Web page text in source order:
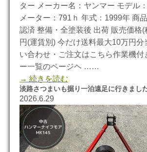
ター メーカー名：ヤンマー モデル
メーター：791ｈ 年式：1999年 商
認済 整備・全塗装後 出荷 販売価格
円(運賃別) 今だけ送料最大10万円分
い合わせ・ご注文はこちら作業機付
ー一覧のページヘ ……
→ 続きを読む
淡路さつまいも掘り一泊遠足に行きまし
2026.6.29